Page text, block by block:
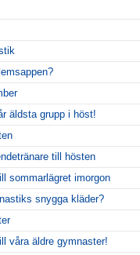
äldsta grupp i höst!
till hösten
sommarlägret imorgon
snygga kläder?
våra äldre gymnaster!